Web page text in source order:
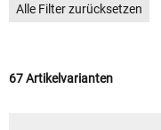
Alle Filter zurücksetzen
67 Artikelvarianten